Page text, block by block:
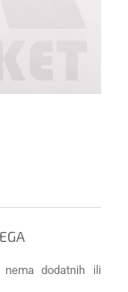
dodatnih ili